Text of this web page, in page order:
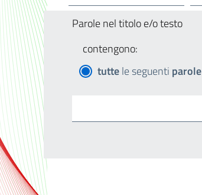
Parole nel titolo e/o testo
contengono:
tuttele seguenti parole